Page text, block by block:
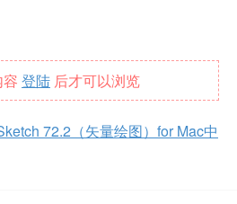
登陆 后才可以浏览
72.2（矢量绘图）for Mac中